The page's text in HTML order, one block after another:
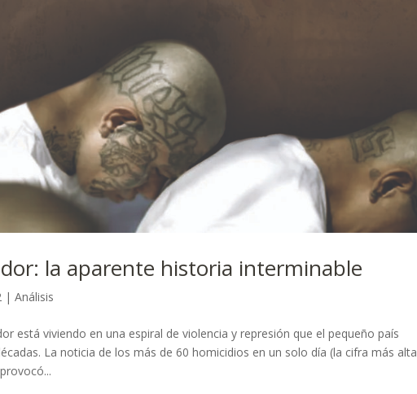
la aparente historia interminable
|Análisis
está viviendo en una espiral de violencia y represión que el pequeño país
La noticia de los más de 60 homicidios en un solo día (la cifra más alta